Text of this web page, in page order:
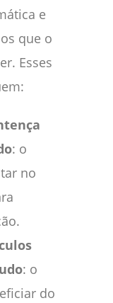
e
que o
Esses
: o
no
: o
do